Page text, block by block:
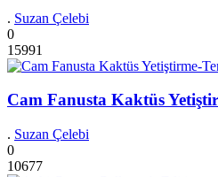
. Suzan Çelebi
0
15991
Cam Fanusta Kaktüs
. Suzan Çelebi
0
10677